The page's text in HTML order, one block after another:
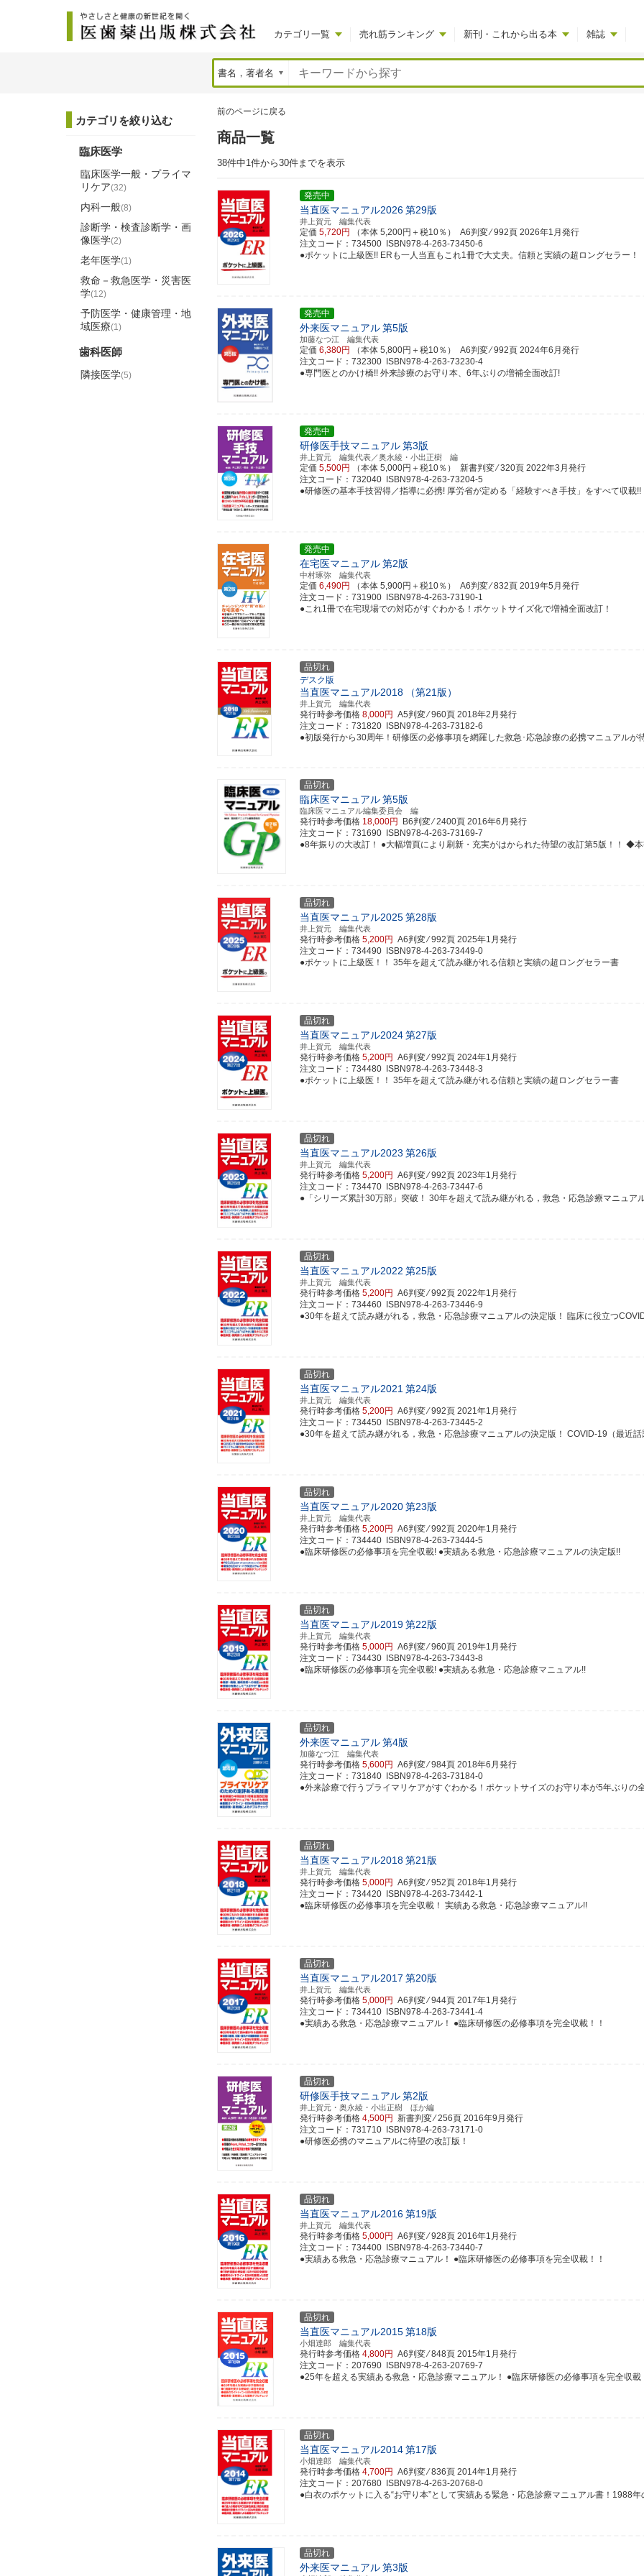
カテゴリ一覧 売れ筋ランキング 新刊・これから出る本 雑誌
前のページに戻る
商品一覧
38件中1件から30件までを表示
発売中
当直医マニュアル2026第29版
井上賀元 編集代表
定価 5,720円 （本体 5,200円＋税10％） A6判変 ⁄ 992頁 2026年1月発行
注文コード：734500 ISBN978-4-263-73450-6
●ポケットに上級医!! ERも一人当直もこれ1冊で大丈夫。信頼と実績の超ロングセラー！
発売中
外来医マニュアル第5版
加藤なつ江 編集代表
定価 6,380円 （本体 5,800円＋税10％） A6判変 ⁄ 992頁 2024年6月発行
注文コード：732300 ISBN978-4-263-73230-4
●専門医とのかけ橋!! 外来診療のお守り本、6年ぶりの増補全面改訂!
発売中
研修医手技マニュアル第3版
井上賀元 編集代表／奥永綾・小出正樹 編
定価 5,500円 （本体 5,000円＋税10％） 新書判変 ⁄ 320頁 2022年3月発行
注文コード：732040 ISBN978-4-263-73204-5
●研修医の基本手技習得／指導に必携! 厚労省が定める「経験すべき手技」をすべて収載!!
発売中
在宅医マニュアル第2版
中村琢弥 編集代表
定価 6,490円 （本体 5,900円＋税10％） A6判変 ⁄ 832頁 2019年5月発行
注文コード：731900 ISBN978-4-263-73190-1
●これ1冊で在宅現場での対応がすぐわかる！ポケットサイズ化で増補全面改訂！
品切れ
デスク版
当直医マニュアル2018 （第21版）
井上賀元 編集代表
発行時参考価格 8,000円 A5判変 ⁄ 960頁 2018年2月発行
注文コード：731820 ISBN978-4-263-73182-6
●初版発行から30周年！研修医の必修事項を網羅した救急･応急診療の必携マニュアルが
品切れ
臨床医マニュアル第5版
臨床医マニュアル編集委員会 編
発行時参考価格 18,000円 B6判変 ⁄ 2400頁 2016年6月発行
注文コード：731690 ISBN978-4-263-73169-7
●8年振りの大改訂！ ●大幅増頁により刷新・充実がはかられた待望の改訂第5版！！ ◆
品切れ
当直医マニュアル2025第28版
井上賀元 編集代表
発行時参考価格 5,200円 A6判変 ⁄ 992頁 2025年1月発行
注文コード：734490 ISBN978-4-263-73449-0
●ポケットに上級医！！ 35年を超えて読み継がれる信頼と実績の超ロングセラー書
品切れ
当直医マニュアル2024第27版
井上賀元 編集代表
発行時参考価格 5,200円 A6判変 ⁄ 992頁 2024年1月発行
注文コード：734480 ISBN978-4-263-73448-3
●ポケットに上級医！！ 35年を超えて読み継がれる信頼と実績の超ロングセラー書
品切れ
当直医マニュアル2023 第26版
井上賀元 編集代表
発行時参考価格 5,200円 A6判変 ⁄ 992頁 2023年1月発行
注文コード：734470 ISBN978-4-263-73447-6
●「シリーズ累計30万部」突破！ 30年を超えて読み継がれる，救急・応急診療マニュア
品切れ
当直医マニュアル2022 第25版
井上賀元 編集代表
発行時参考価格 5,200円 A6判変 ⁄ 992頁 2022年1月発行
注文コード：734460 ISBN978-4-263-73446-9
●30年を超えて読み継がれる，救急・応急診療マニュアルの決定版！ 臨床に役立つ
品切れ
当直医マニュアル2021第24版
井上賀元 編集代表
発行時参考価格 5,200円 A6判変 ⁄ 992頁 2021年1月発行
注文コード：734450 ISBN978-4-263-73445-2
●30年を超えて読み継がれる，救急・応急診療マニュアルの決定版！ COVID-19（最近話
品切れ
当直医マニュアル2020第23版
井上賀元 編集代表
発行時参考価格 5,200円 A6判変 ⁄ 992頁 2020年1月発行
注文コード：734440 ISBN978-4-263-73444-5
●臨床研修医の必修事項を完全収載! ●実績ある救急・応急診療マニュアルの決定版!!
品切れ
当直医マニュアル2019第22版
井上賀元 編集代表
発行時参考価格 5,000円 A6判変 ⁄ 960頁 2019年1月発行
注文コード：734430 ISBN978-4-263-73443-8
●臨床研修医の必修事項を完全収載! ●実績ある救急・応急診療マニュアル!!
品切れ
外来医マニュアル第4版
加藤なつ江 編集代表
発行時参考価格 5,600円 A6判変 ⁄ 984頁 2018年6月発行
注文コード：731840 ISBN978-4-263-73184-0
●外来診療で行うプライマリケアがすぐわかる！ポケットサイズのお守り本が5年ぶりの
品切れ
当直医マニュアル2018第21版
井上賀元 編集代表
発行時参考価格 5,000円 A6判変 ⁄ 952頁 2018年1月発行
注文コード：734420 ISBN978-4-263-73442-1
●臨床研修医の必修事項を完全収載！ 実績ある救急・応急診療マニュアル!!
品切れ
当直医マニュアル2017 第20版
井上賀元 編集代表
発行時参考価格 5,000円 A6判変 ⁄ 944頁 2017年1月発行
注文コード：734410 ISBN978-4-263-73441-4
●実績ある救急・応急診療マニュアル！ ●臨床研修医の必修事項を完全収載！！
品切れ
研修医手技マニュアル第2版
井上賀元・奥永綾・小出正樹 ほか編
発行時参考価格 4,500円 新書判変 ⁄ 256頁 2016年9月発行
注文コード：731710 ISBN978-4-263-73171-0
●研修医必携のマニュアルに待望の改訂版！
品切れ
当直医マニュアル2016第19版
井上賀元 編集代表
発行時参考価格 5,000円 A6判変 ⁄ 928頁 2016年1月発行
注文コード：734400 ISBN978-4-263-73440-7
●実績ある救急・応急診療マニュアル！ ●臨床研修医の必修事項を完全収載！！
品切れ
当直医マニュアル2015第18版
小畑達郎 編集代表
発行時参考価格 4,800円 A6判変 ⁄ 848頁 2015年1月発行
注文コード：207690 ISBN978-4-263-20769-7
●25年を超える実績ある救急・応急診療マニュアル！ ●臨床研修医の必修事項を完全収載
品切れ
当直医マニュアル2014第17版
小畑達郎 編集代表
発行時参考価格 4,700円 A6判変 ⁄ 836頁 2014年1月発行
注文コード：207680 ISBN978-4-263-20768-0
●白衣のポケットに入る“お守り本”として実績ある緊急・応急診療マニュアル書！1988
品切れ
外来医マニュアル第3版
カテゴリを絞り込む
臨床医学
臨床医学一般・プライマ
リケア(32)
内科一般(8)
診断学・検査診断学・画
像医学(2)
老年医学(1)
救命－救急医学・災害医
学(12)
予防医学・健康管理・地
域医療(1)
歯科医師
隣接医学(5)